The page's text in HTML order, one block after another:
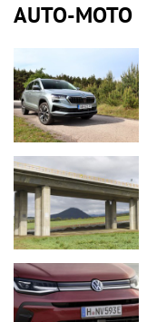
AUTO-MOTO